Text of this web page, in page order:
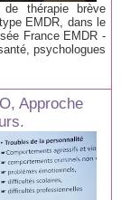
de thérapie brève
EMDR, dans le
France EMDR -
psychologues
Approche